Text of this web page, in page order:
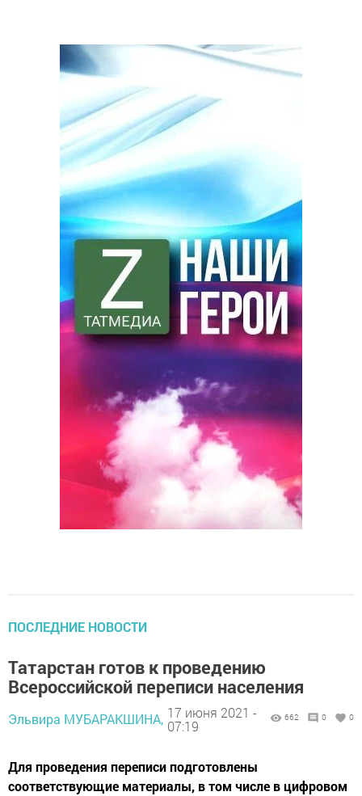
ПОСЛЕДНИЕ НОВОСТИ
Татарстан готов к проведению
Всероссийской переписи населения
Эльвира МУБАРАКШИНА, 17 июня 2021 -
07:19
662 0 0
Для проведения переписи подготовлены
соответствующие материалы, в том числе в цифровом